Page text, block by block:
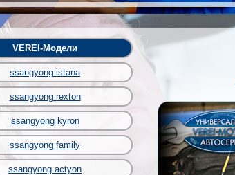
VEREI-Модели
ssangyong istana
ssangyong rexton
ssangyong kyron
ssangyong family
ssangyong actyon